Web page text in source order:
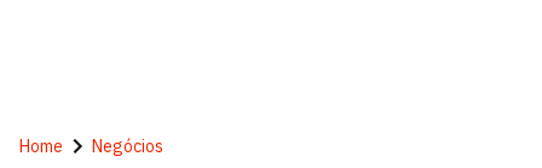
Home Negócios